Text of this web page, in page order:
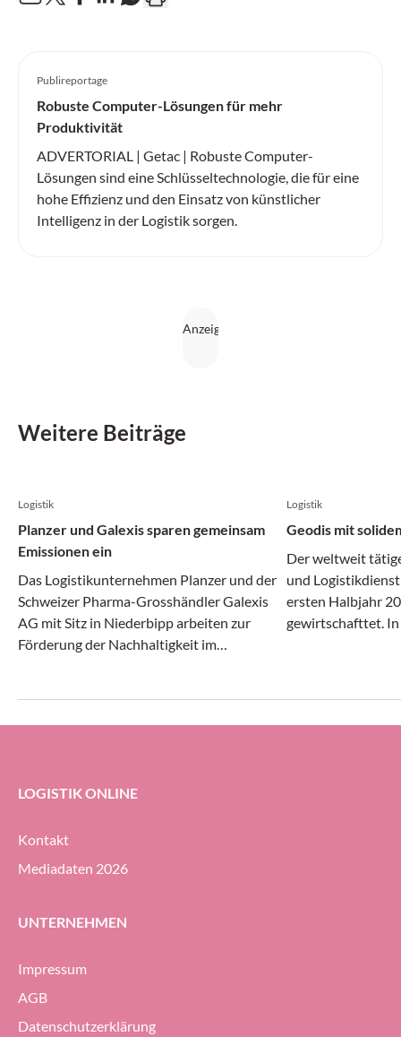
Publireportage
Robuste Computer-Lösungen für mehr
Produktivität
ADVERTORIAL | Getac | Robuste Computer-
Lösungen sind eine Schlüsseltechnologie, die für eine
hohe Effizienz und den Einsatz von künstlicher
Intelligenz in der Logistik sorgen.
Weitere Beiträge
Logistik
Planzer und Galexis sparen gemeinsam
Emissionen ein
Das Logistikunternehmen Planzer und der
Schweizer Pharma-Grosshändler Galexis
AG mit Sitz in Niederbipp arbeiten zur
Förderung der Nachhaltigkeit im
Logistik
Geodis mit
Der weltweit
und
ersten Halbjahr
gewirtschafttet.
Prozent halten
LOGISTIK ONLINE
Kontakt
Mediadaten 2026
UNTERNEHMEN
Impressum
AGB
Datenschutzerklärung